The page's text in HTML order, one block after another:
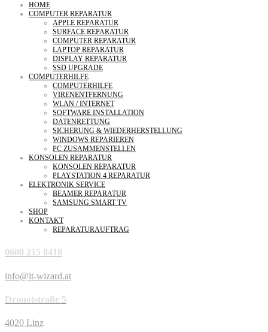
HOME
COMPUTER REPARATUR
APPLE REPARATUR
SURFACE REPARATUR
COMPUTER REPARATUR
LAPTOP REPARATUR
DISPLAY REPARATUR
SSD UPGRADE
COMPUTERHILFE
COMPUTERHILFE
VIRENENTFERNUNG
WLAN / INTERNET
SOFTWARE INSTALLATION
DATENRETTUNG
SICHERUNG & WIEDERHERSTELLUNG
WINDOWS REPARIEREN
PC ZUSAMMENSTELLEN
KONSOLEN REPARATUR
KONSOLEN REPARATUR
PLAYSTATION 4 REPARATUR
ELEKTRONIK SERVICE
BEAMER REPARATUR
SAMSUNG SMART TV
SHOP
KONTAKT
REPARATURAUFTRAG
0680 215 8418
info@it-wizard.at
Drouotstraße 5
4020 Linz